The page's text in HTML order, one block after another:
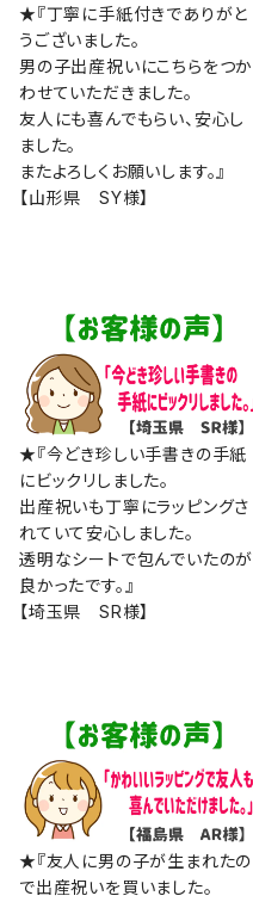
★『丁寧に手紙付きでありがと
うございました。
男の子出産祝いにこちらをつか
わせていただきました。
友人にも喜んでもらい、安心し
ました。
またよろしくお願いします。』
【山形県 SY様】
★『今どき珍しい手書きの手紙
にビックリしました。
出産祝いも丁寧にラッピングさ
れていて安心しました。
透明なシートで包んでいたのが
良かったです。』
【埼玉県 SR様】
★『友人に男の子が生まれたの
で出産祝いを買いました。